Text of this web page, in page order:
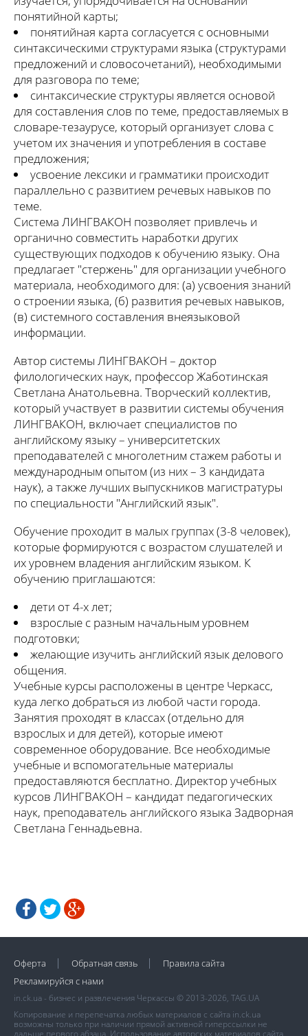
понятийной карты;
понятийная карта согласуется с основными
синтаксическими структурами языка (структурами
предложений и словосочетаний), необходимыми
для разговора по теме;
синтаксические структуры является основой
для составления слов по теме, предоставляемых в
словаре-тезаурусе, который организует слова с
учетом их значения и употребления в составе
предложения;
усвоение лексики и грамматики происходит
параллельно с развитием речевых навыков по
теме.
Система ЛИНГВАКОН позволяет привлечь и
органично совместить наработки других
существующих подходов к обучению языку. Она
предлагает "стержень" для организации учебного
материала, необходимого для: (а) усвоения знаний
о строении языка, (б) развития речевых навыков,
(в) системного составления внеязыковой
информации.
Автор системы ЛИНГВАКОН – доктор
филологических наук, профессор Жаботинская
Светлана Анатольевна. Творческий коллектив,
который участвует в развитии системы обучения
ЛИНГВАКОН, включает специалистов по
английскому языку – университетских
преподавателей с многолетним стажем работы и
международным опытом (из них – 3 кандидата
наук), а также лучших выпускников магистратуры
по специальности "Английский язык".
Обучение проходит в малых группах (3-8 человек),
которые формируются с возрастом слушателей и
их уровнем владения английским языком. К
обучению приглашаются:
дети от 4-х лет;
взрослые с разным начальным уровнем
подготовки;
желающие изучить английский язык делового
общения.
Учебные курсы расположены в центре Черкасс,
куда легко добраться из любой части города.
Занятия проходят в классах (отдельно для
взрослых и для детей), которые имеют
современное оборудование. Все необходимые
учебные и вспомогательные материалы
предоставляются бесплатно. Директор учебных
курсов ЛИНГВАКОН – кандидат педагогических
наук, преподаватель английского языка Задворная
Светлана Геннадьевна.
Оферта Обратная связь
Правила сайта
Рекламируйся с нами
in.ck.ua - бизнес и развлечения Черкассы © 2013-2026, TAG.UA
Копирование и перепечатка любых материалов с сайта in.ck.ua
возможны только при наличии прямой активной гиперссылки не
дальше первого абзаца. Использование авторских материалов сайта